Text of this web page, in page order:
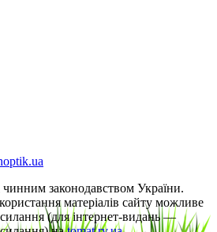
чинним законодавством України.
матеріалів сайту можливе
(для інтернет-видань —